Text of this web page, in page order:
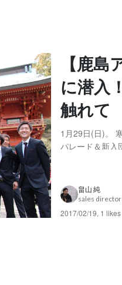
【鹿
に潜入
触れて
1月29日(日)。
パレード＆新入
来市、行方市
畠山 純
sales director
2017/02/19, 1 likes